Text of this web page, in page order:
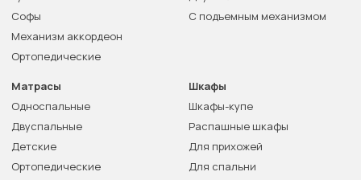
Софы
Механизм аккордеон
Ортопедические
С подъемным механизмом
Матрасы
Односпальные
Двуспальные
Детские
Ортопедические
Шкафы
Шкафы-купе
Распашные шкафы
Для прихожей
Для спальни